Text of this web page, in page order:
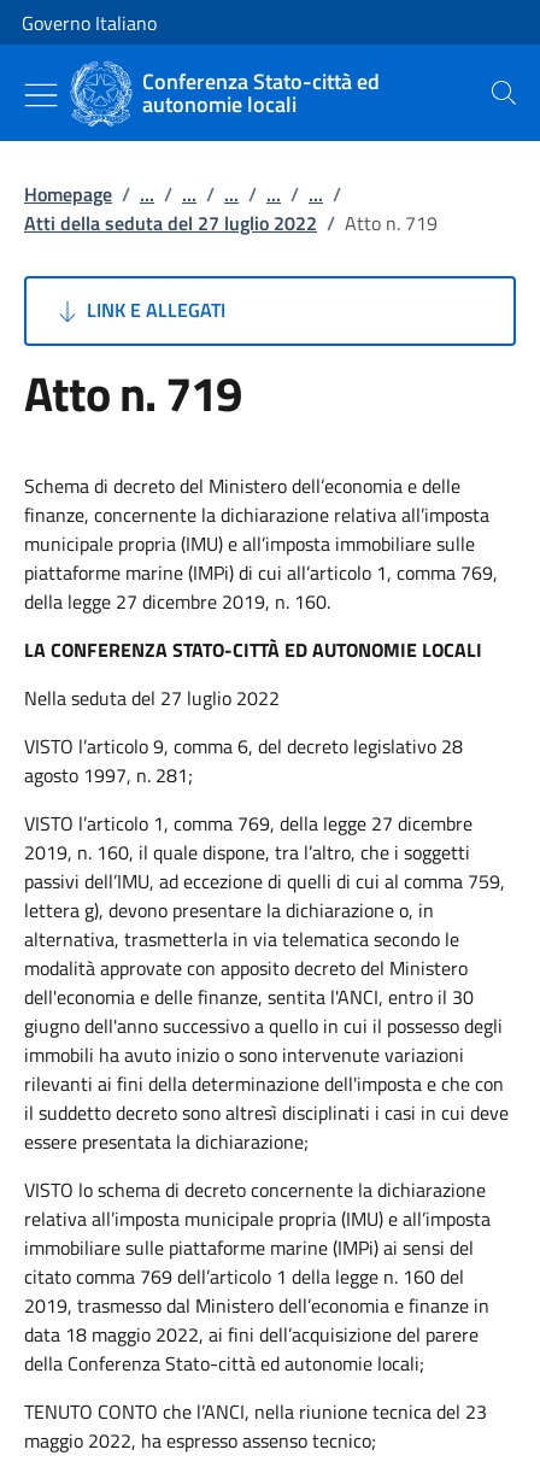
Vai al contenuto
Vai alla navigazione del sito
Governo Italiano
Conferenza Stato-città ed
autonomie locali Cerca
Homepage / ... / ... / ... / ... / ... /
Atti della seduta del 27 luglio 2022 / Atto n. 719
LINK E ALLEGATI
Atto n. 719
Schema di decreto del Ministero dell’economia e delle
finanze, concernente la dichiarazione relativa all’imposta
municipale propria (IMU) e all’imposta immobiliare sulle
piattaforme marine (IMPi) di cui all’articolo 1, comma 769,
della legge 27 dicembre 2019, n. 160.
LA CONFERENZA STATO-CITTÀ ED AUTONOMIE LOCALI
Nella seduta del 27 luglio 2022
VISTO l’articolo 9, comma 6, del decreto legislativo 28
agosto 1997, n. 281;
VISTO l’articolo 1, comma 769, della legge 27 dicembre
2019, n. 160, il quale dispone, tra l’altro, che i soggetti
passivi dell’IMU, ad eccezione di quelli di cui al comma 759,
lettera g), devono presentare la dichiarazione o, in
alternativa, trasmetterla in via telematica secondo le
modalità approvate con apposito decreto del Ministero
dell'economia e delle finanze, sentita l'ANCI, entro il 30
giugno dell'anno successivo a quello in cui il possesso degli
immobili ha avuto inizio o sono intervenute variazioni
rilevanti ai fini della determinazione dell'imposta e che con
il suddetto decreto sono altresì disciplinati i casi in cui deve
essere presentata la dichiarazione;
VISTO lo schema di decreto concernente la dichiarazione
relativa all’imposta municipale propria (IMU) e all’imposta
immobiliare sulle piattaforme marine (IMPi) ai sensi del
citato comma 769 dell’articolo 1 della legge n. 160 del
2019, trasmesso dal Ministero dell’economia e finanze in
data 18 maggio 2022, ai fini dell’acquisizione del parere
della Conferenza Stato-città ed autonomie locali;
TENUTO CONTO che l’ANCI, nella riunione tecnica del 23
maggio 2022, ha espresso assenso tecnico;